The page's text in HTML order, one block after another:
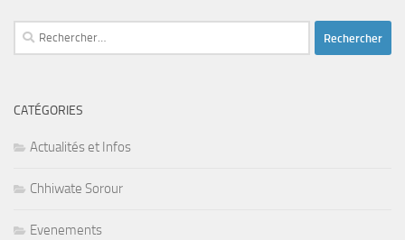
Rechercher :
CATÉGORIES
Actualités et Infos
Chhiwate Sorour
Evenements